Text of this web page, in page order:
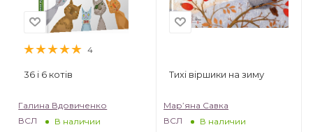
4
36 і 6 котів
Галина Вдовиченко
ВСЛ
В наличии
Тихі віршики на зиму
Мар’яна Савка
ВСЛ
В наличии